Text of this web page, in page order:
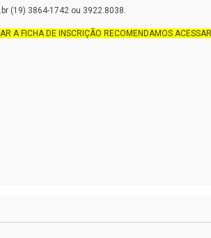
(19) 3864-1742 ou 3922.8038.
A FICHA DE INSCRIÇÃO RECOMENDAMOS